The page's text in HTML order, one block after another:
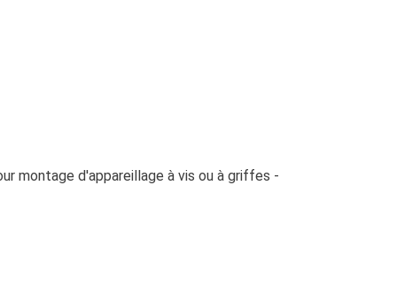
montage d'appareillage à vis ou à griffes -